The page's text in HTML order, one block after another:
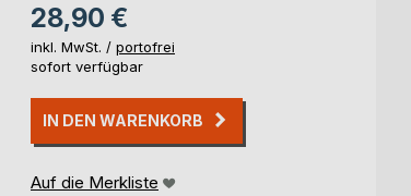
28,90 €
inkl. MwSt. / portofrei
sofort verfügbar
IN DEN WARENKORB
Auf die Merkliste